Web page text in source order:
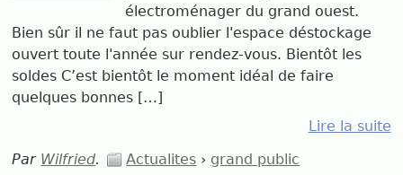
électroménager du grand ouest.
Bien sûr il ne faut pas oublier l'espace déstockage
ouvert toute l'année sur rendez-vous. Bientôt les
soldes C’est bientôt le moment idéal de faire
quelques bonnes […]
Lire la suite
Par Wilfried. Actualites › grand public